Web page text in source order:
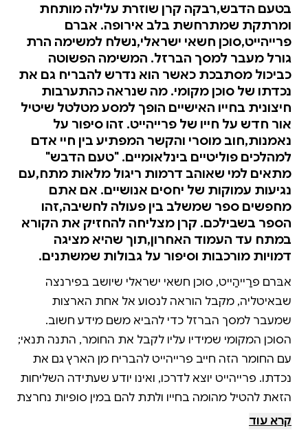
בטעם הדבש,רבקה קרן שוזרת עלילה מותחת
ומרתקת שמתרחשת בלב אירופה. אברם
פרייהייט,סוכן חשאי ישראלי,נשלח למשימה הרת
גורל מעבר למסך הברזל. המשימה הפשוטה
כביכול מסתבכת כאשר הוא נדרש להבריח גם את
נכדתו של סוכן מקומי. מה שנראה כהתערבות
חיצונית בחייו האישיים הופך למסע מטלטל שיטיל
אור חדש על חייו של פרייהייט. זהו סיפור על
נאמנות,חוב מוסרי והקשר המפתיע בין חיי אדם
למהלכים פוליטיים בינלאומיים. "טעם הדבש"
מתאים למי שאוהב דרמות ריגול מלאות מתח,עם
נגיעות עמוקות של יחסים אנושיים. אם אתם
מחפשים ספר שמשלב בין פעולה לחשיבה,זהו
הספר בשבילכם. קרן מצליחה להחזיק את הקורא
במתח עד העמוד האחרון,תוך שהיא מציגה
דמויות מורכבות וסיפור על גבולות שמשתנים.
אבּרם פרַייהַייט, סוכן חשאי ישראלי שיושב בפירנצה
שבאיטליה, מקבל הוראה לנסוע אל אחת הארצות
שמעבר למסך הברזל כדי להביא משם מידע חשוב.
הסוכן המקומי שמידיו עליו לקבל את החומר, התנה תנאי;
עם החומר הזה חייב פרייהייט להבריח מן הארץ גם את
נכדתו. פרייהייט יוצא לדרכו, ואינו יודע שעתידה השליחות
הזאת להטיל מהומה בחייו ולתת להם במין סופיות נחרצת
קרא עוד